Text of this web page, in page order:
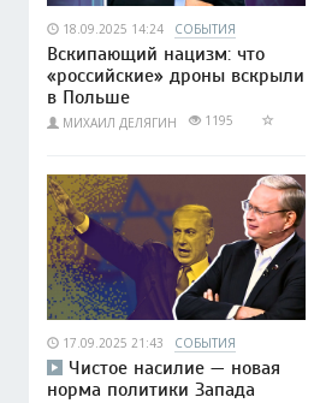
18.09.2025 14:24 СОБЫТИЯ
Вскипающий нацизм: что
«российские» дроны вскрыли
в Польше
МИХАИЛ ДЕЛЯГИН 1195
17.09.2025 21:43 СОБЫТИЯ
Чистое насилие — новая
норма политики Запада